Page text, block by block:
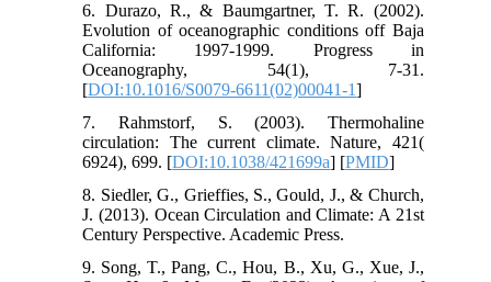
6. Durazo, R., & Baumgartner, T. R. (2002).
Evolution of oceanographic conditions off Baja
California: 1997-1999. Progress in
Oceanography, 54(1), 7-31.
[DOI:10.1016/S0079-6611(02)00041-1]
7. Rahmstorf, S. (2003). Thermohaline
circulation: The current climate. Nature, 421(
6924), 699. [DOI:10.1038/421699a] [PMID]
8. Siedler, G., Grieffies, S., Gould, J., & Church,
J. (2013). Ocean Circulation and Climate: A 21st
Century Perspective. Academic Press.
9. Song, T., Pang, C., Hou, B., Xu, G., Xue, J.,